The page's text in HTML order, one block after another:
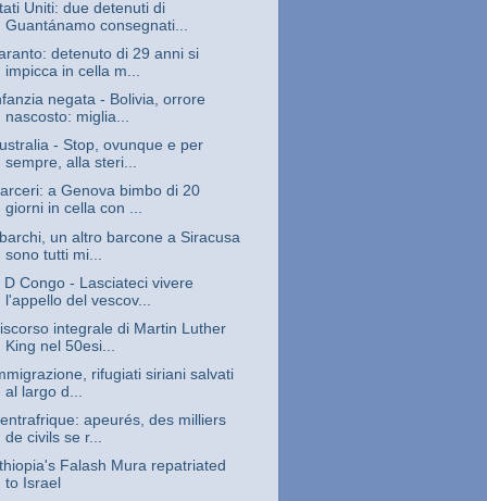
Uniti: due detenuti di
Guantánamo consegnati...
detenuto di 29 anni si
impicca in cella m...
negata - Bolivia, orrore
nascosto: miglia...
- Stop, ovunque e per
sempre, alla steri...
a Genova bimbo di 20
giorni in cella con ...
un altro barcone a Siracusa
sono tutti mi...
D Congo - Lasciateci vivere
l'appello del vescov...
integrale di Martin Luther
King nel 50esi...
rifugiati siriani salvati
al largo d...
apeurés, des milliers
de civils se r...
Falash Mura repatriated
to Israel